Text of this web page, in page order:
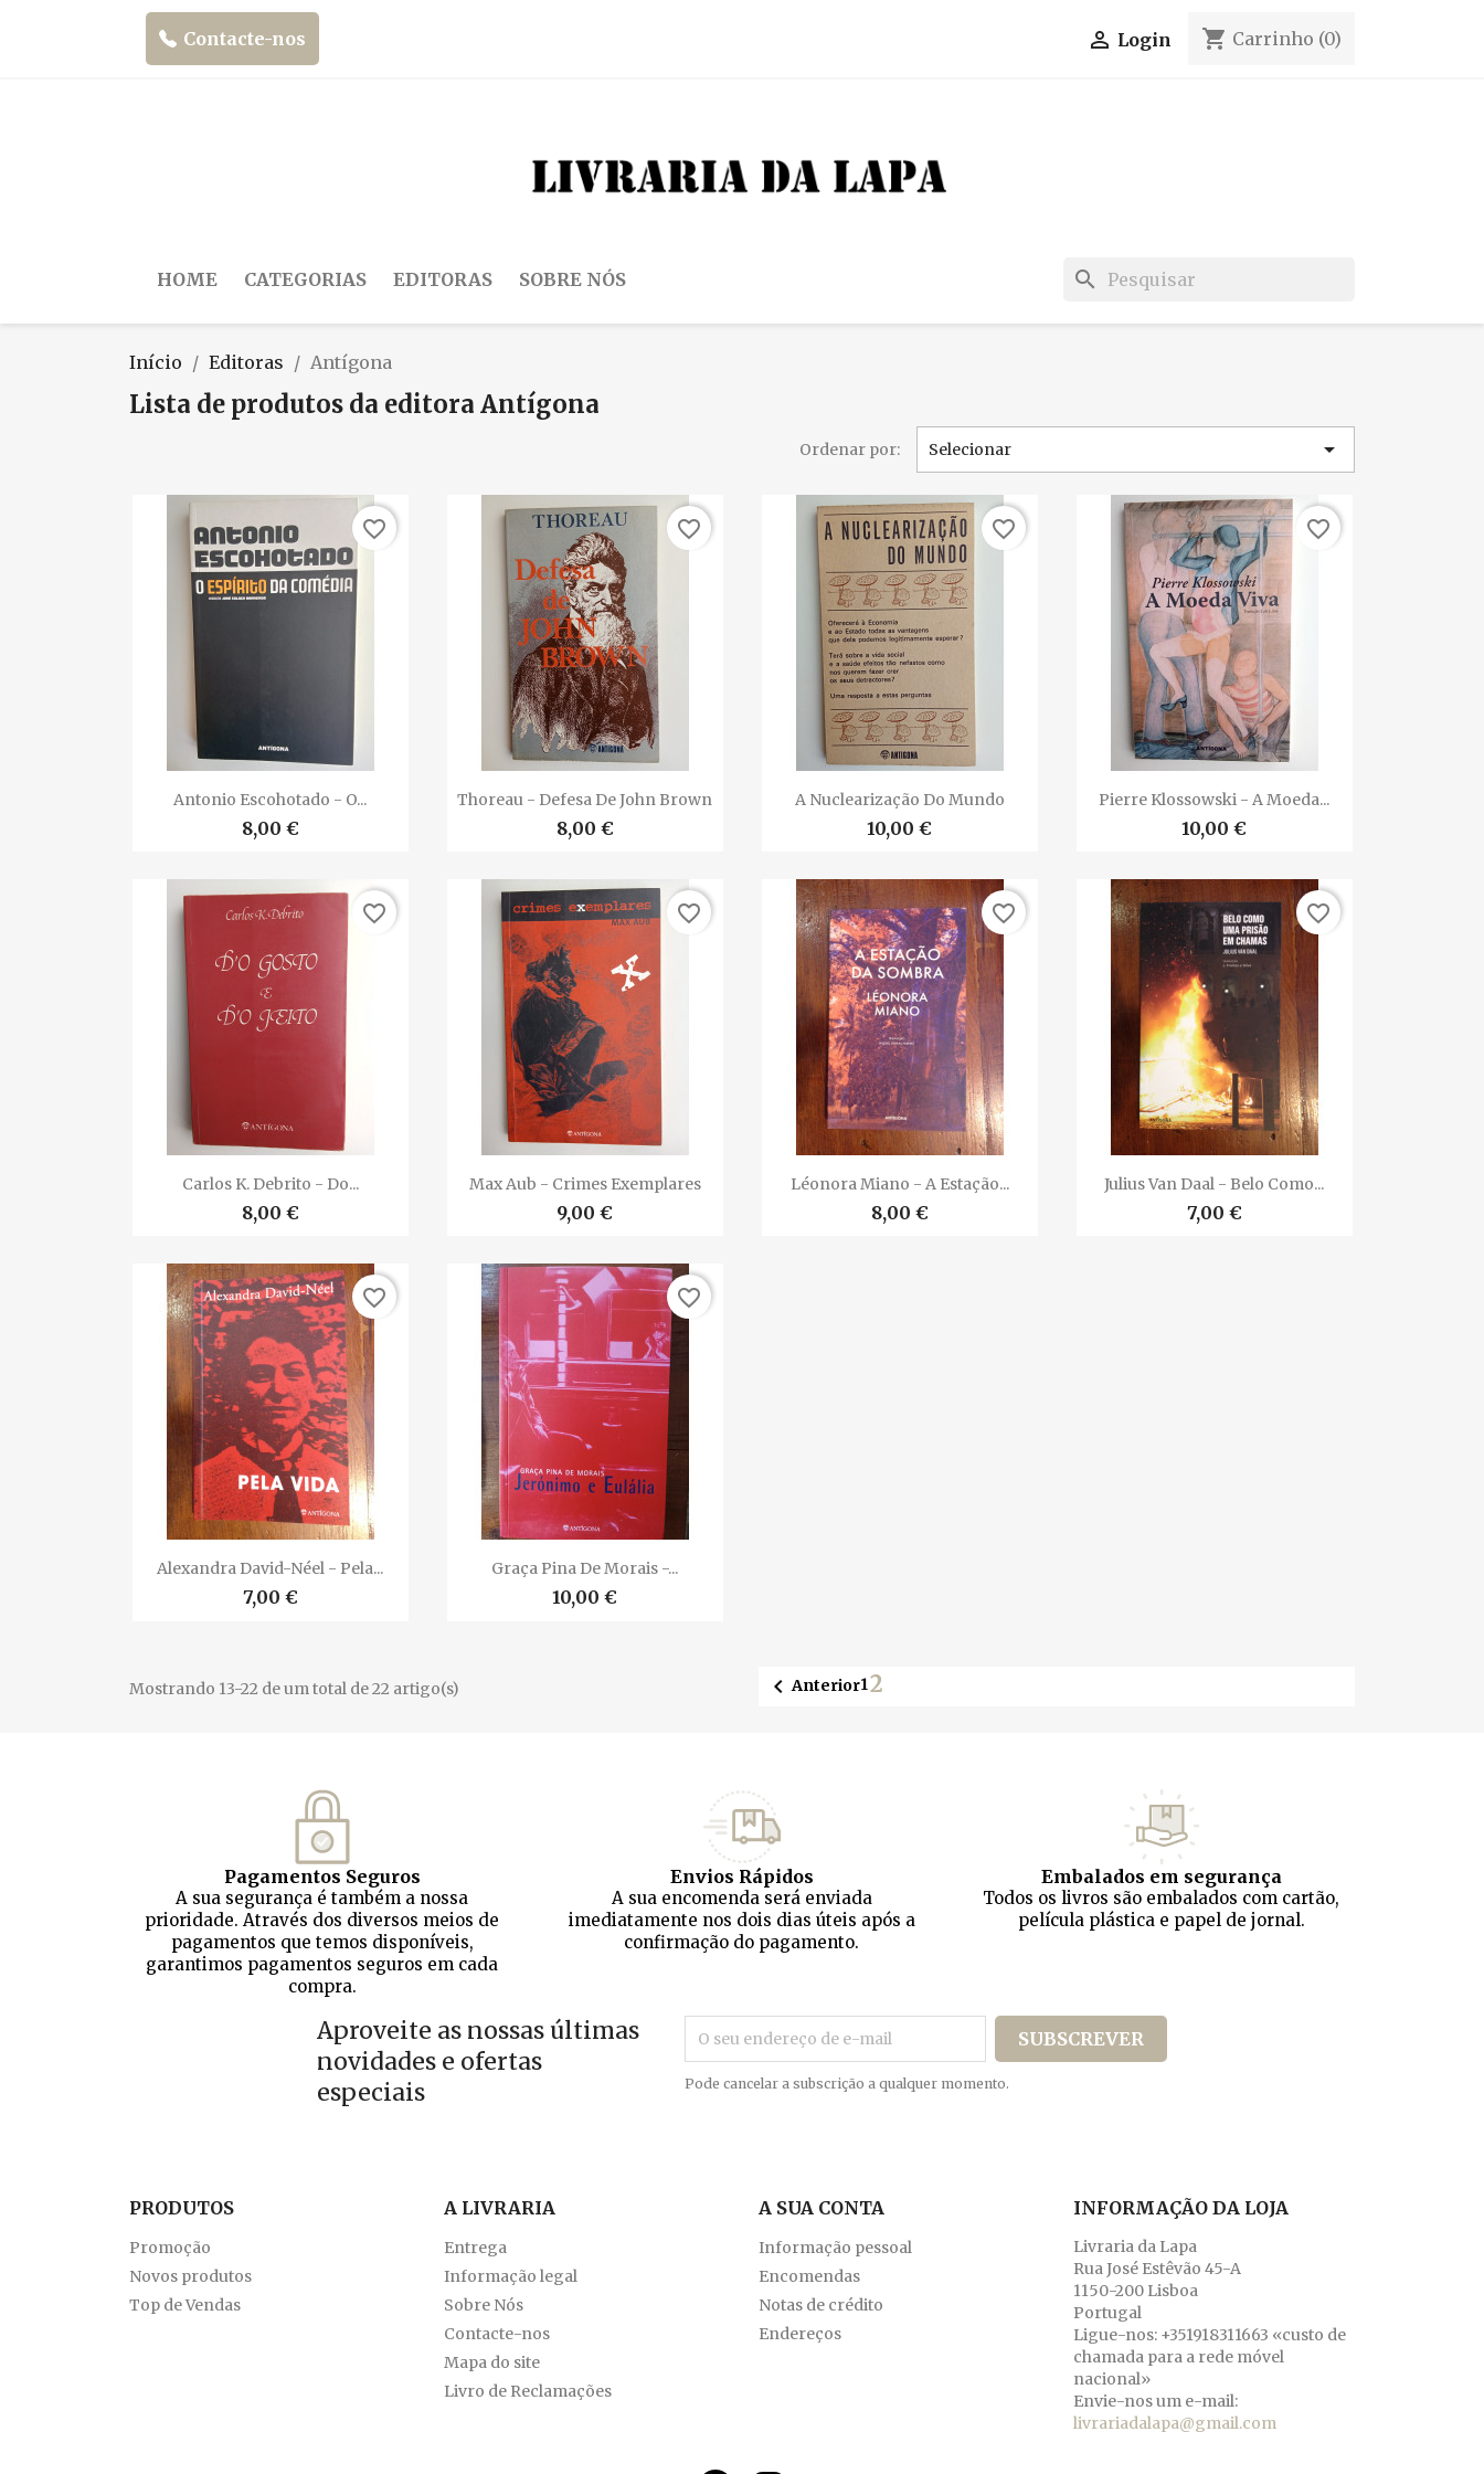
Contacte-nos  Login shopping_cart Carrinho (0)
HOME CATEGORIAS EDITORAS SOBRE NÓS search
Início Editoras Antígona
Lista de produtos da editora Antígona
Ordenar por: Selecionar 
Vista rápida
Antonio Escohotado - O...
8,00 €
favorite_border
Vista rápida
Thoreau - Defesa De John Brown
8,00 €
favorite_border
Vista rápida
A Nuclearização Do Mundo
10,00 €
favorite_border
Vista rápida
Pierre Klossowski - A Moeda...
10,00 €
favorite_border
Vista rápida
Carlos K. Debrito - Do...
8,00 €
favorite_border
 Vista rápida
Max Aub - Crimes Exemplares
9,00 €
favorite_border
 Vista rápida
Léonora Miano - A Estação...
8,00 €
favorite_border
Vista rápida
Julius Van Daal - Belo Como...
7,00 €
favorite_border
Vista rápida
Alexandra David-Néel - Pela...
7,00 €
favorite_border
 Vista rápida
Graça Pina De Morais -...
10,00 €
favorite_border
Mostrando 13-22 de um total de 22 artigo(s) Anterior12
Pagamentos Seguros
A sua segurança é também a nossa
prioridade. Através dos diversos meios de
pagamentos que temos disponíveis,
garantimos pagamentos seguros em cada
compra.
Envios Rápidos
A sua encomenda será enviada
imediatamente nos dois dias úteis após a
confirmação do pagamento.
Embalados em segurança
Todos os livros são embalados com cartão,
película plástica e papel de jornal.
Aproveite as nossas últimas
novidades e ofertas
especiais
Pode cancelar a subscrição a qualquer momento.
PRODUTOS
Promoção
Novos produtos
Top de Vendas
A LIVRARIA
Entrega
Informação legal
Sobre Nós
Contacte-nos
Mapa do site
Livro de Reclamações
A SUA CONTA
Informação pessoal
Encomendas
Notas de crédito
Endereços
INFORMAÇÃO DA LOJA
Livraria da Lapa
Rua José Estêvão 45-A
1150-200 Lisboa
Portugal
Ligue-nos: +351918311663 «custo de
chamada para a rede móvel
nacional»
Envie-nos um e-mail:
livrariadalapa@gmail.com